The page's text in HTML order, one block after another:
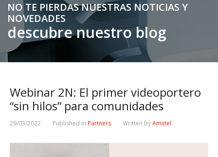
NO TE PIERDAS NUESTRAS NOTICIAS Y
NOVEDADES
descubre nuestro blog
Webinar 2N: El primer videoportero
“sin hilos” para comunidades
29/03/2022 Published in Partners Written byAmiitel